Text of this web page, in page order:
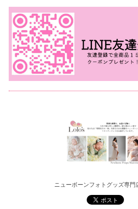
ニューボーンフォトグッズ専